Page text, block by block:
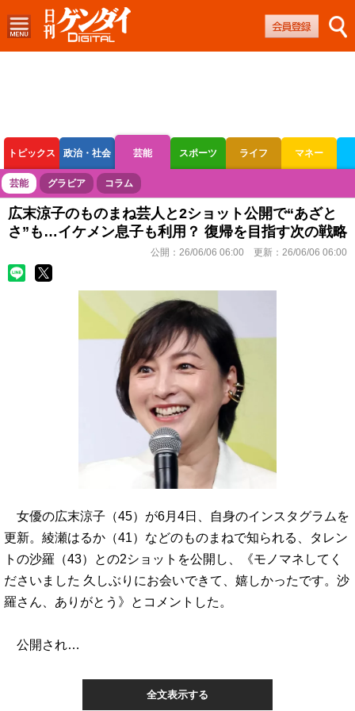
トピックス 政治・社会 芸能 スポーツ ライフ マネー
ボートレース 競輪 オートレース
芸能 グラビア コラム
広末涼子のものまね芸人と2ショット公開で“あざと
さ”も…イケメン息子も利用？ 復帰を目指す次の戦略
公開： 26/06/06 06:00 更新： 26/06/06 06:00
女優の広末涼子（45）が6月4日、自身のインスタグラムを
更新。綾瀬はるか（41）などのものまねで知られる、タレン
トの沙羅（43）との2ショットを公開し、《モノマネしてく
ださいました 久しぶりにお会いできて、嬉しかったです。沙
羅さん、ありがとう》とコメントした。
公開され…
全文表示する